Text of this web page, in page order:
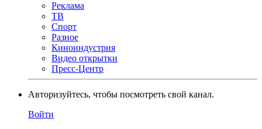
Реклама
ТВ
Спорт
Разное
Киноиндустрия
Видео открытки
Пресс-Центр
Авторизуйтесь, чтобы посмотреть свой канал.
Войти